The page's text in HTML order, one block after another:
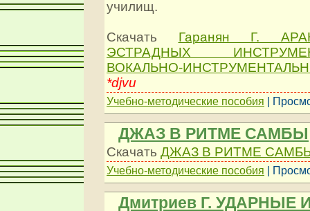
училищ.
Скачать Гаранян Г.
ЭСТРАДНЫХ
ВОКАЛЬНО-
*djvu
Учебно-методические пособия |
ДЖАЗ В РИТМЕ САМБЫ
Скачать ДЖАЗ В РИТМЕ
Учебно-методические пособия |
Дмитриев Г. УДАРНЫЕ